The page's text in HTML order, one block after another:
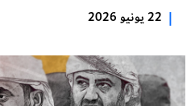
| 22 يونيو 2026